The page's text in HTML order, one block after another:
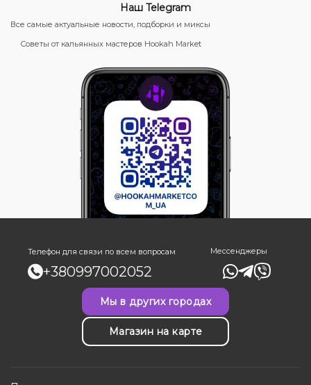
Наш Telegram
Все самые актуальные новости, подборки и миксы
Советы от кальянных мастеров Hookah Market
Телефон для связи по всем вопросам
+380997002052
Мессенджеры
Мы в других городах
Магазин на карте